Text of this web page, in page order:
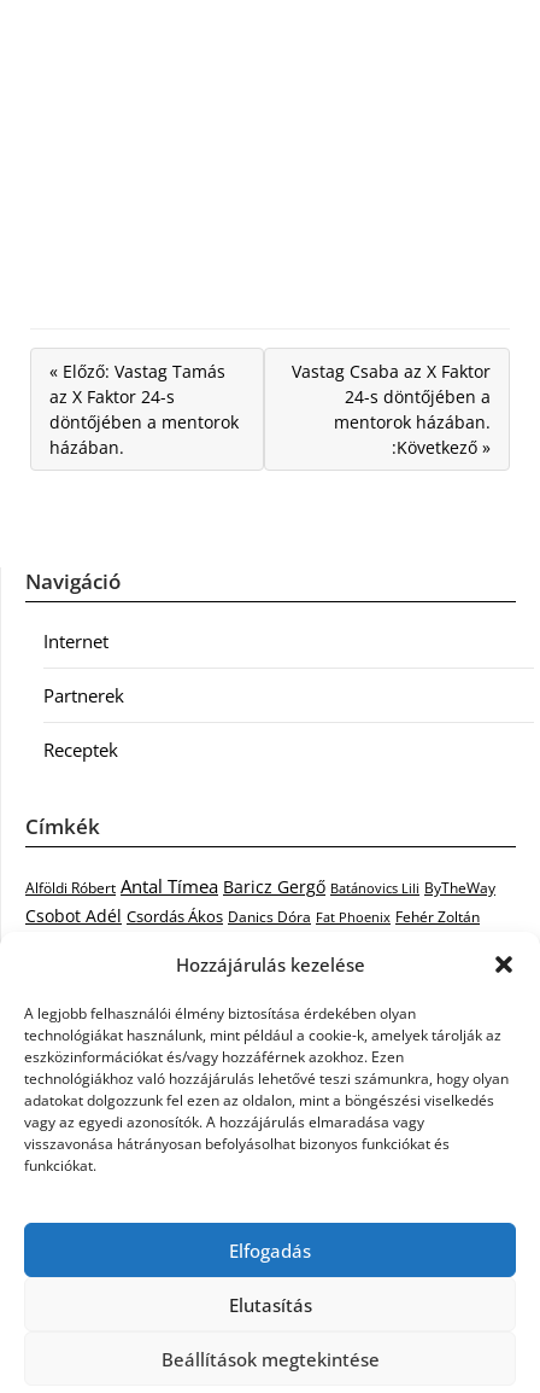
Hozzájárulás kezelése
A legjobb felhasználói élmény biztosítása érdekében olyan
technológiákat használunk, mint például a cookie-k, amelyek tárolják az
eszközinformációkat és/vagy hozzáférnek azokhoz. Ezen
technológiákhoz való hozzájárulás lehetővé teszi számunkra, hogy olyan
adatokat dolgozzunk fel ezen az oldalon, mint a böngészési viselkedés
vagy az egyedi azonosítók. A hozzájárulás elmaradása vagy
visszavonása hátrányosan befolyásolhat bizonyos funkciókat és
funkciókat.
Elfogadás
Elutasítás
Beállítások megtekintése
« Előző: Vastag Tamás
az X Faktor 24-s
döntőjében a mentorok
házában.
Vastag Csaba az X Faktor
24-s döntőjében a
mentorok házában.
:Következő »
Navigáció
Internet
Partnerek
Receptek
Címkék
Alföldi Róbert Antal Tímea Baricz Gergő Batánovics Lili ByTheWay
Csobot Adél Csordás Ákos Danics Dóra Fat Phoenix Fehér Zoltán
Kovács László Stone
Krasznai Tünde Like LiL C. Malek Miklós mentor Muri Enikő
Nagy Feró Oláh Gergő Péterffy Lili Rocktenors RTL Klub
Cowell Szabó Dávid Szabó Ádám Szikora Róbert Takács Nikolas
Tarány Tamás Tóth Gabi Vastag Csaba Vastag Tamás
Kati X-factor X-FaktorX-Faktor videók
X-Faktor válogatásx faktor döntő Zámbó
©2026 X-Faktor Magyarországon 2014 – hírek –